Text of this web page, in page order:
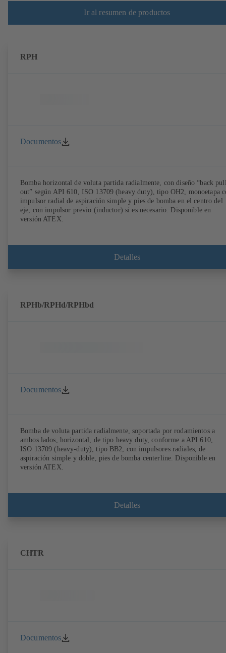
Ir al resumen de productos
RPH
Documentos
Bomba horizontal de voluta partida radialmente, con diseño “back
out” según API 610, ISO 13709 (heavy duty), tipo OH2, monoetapa
impulsor radial de aspiración simple y pies de bomba en el centro del
eje, con impulsor previo (inductor) si es necesario. Disponible en
versión ATEX.
Detalles
RPHb/RPHd/RPHbd
Documentos
Bomba de voluta partida radialmente, soportada por rodamientos a
ambos lados, horizontal, de tipo heavy duty, conforme a API 610,
ISO 13709 (heavy-duty), tipo BB2, con impulsores radiales, de
aspiración simple y doble, pies de bomba centerline. Disponible en
versión ATEX.
Detalles
CHTR
Documentos